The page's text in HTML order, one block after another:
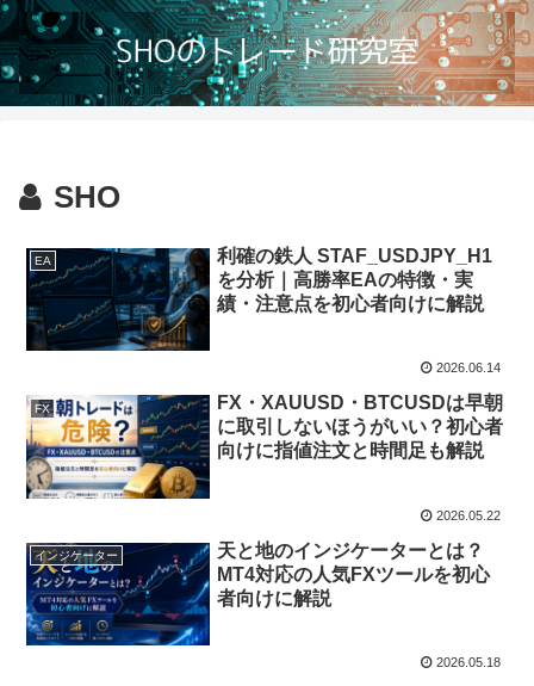
SHO
EA
利確の鉄人 STAF_USDJPY_H1
を分析｜高勝率EAの特徴・実
績・注意点を初心者向けに解説
2026.06.14
FX
FX・XAUUSD・BTCUSDは早朝
に取引しないほうがいい？初心者
向けに指値注文と時間足も解説
2026.05.22
インジケーター
天と地のインジケーターとは？
MT4対応の人気FXツールを初心
者向けに解説
2026.05.18